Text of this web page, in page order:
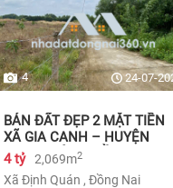
4 24-07-
BÁN ĐẤT ĐẸP 2 MẶT TIỀN
XÃ GIA CANH – HUYỆN
ĐỊNH QUÁN – ĐỒNG NAI dt
2.069m² 4 tỷ
4 tỷ 2,069m2
Xã Định Quán , Đồng Nai